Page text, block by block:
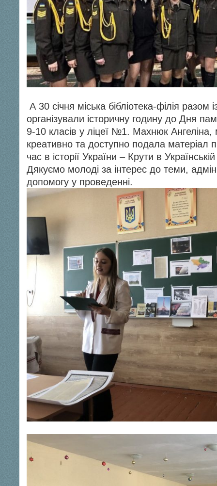
А 30 січня міська бібліотека-філія разом
організували історичну годину до Дня
9-10 класів у ліцеї №1. Махнюк Ангеліна,
креативно та доступно подала матеріал
час в історії України – Крути в
Дякуємо молоді за інтерес до теми,
допомогу у проведенні.